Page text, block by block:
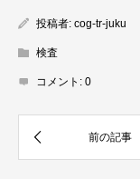
投稿者: cog-tr-juku
検査
コメント: 0